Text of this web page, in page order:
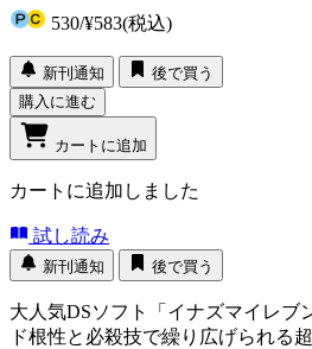
530/¥583(税込)
新刊通知
後で買う
購入に進む
カートに追加
カートに追加しました
試し読み
新刊通知 後で買う
大人気DSソフト「イナズマイレブ
ド根性と必殺技で繰り広げられる